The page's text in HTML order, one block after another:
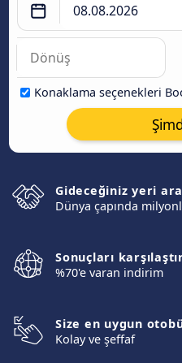
Konaklama seçenekleri
Gideceğiniz yeri
Dünya çapında
Sonuçları
%70'e varan indirim
Size en uygun
Kolay ve şeffaf